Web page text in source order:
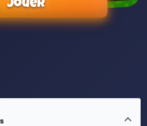
Jouer